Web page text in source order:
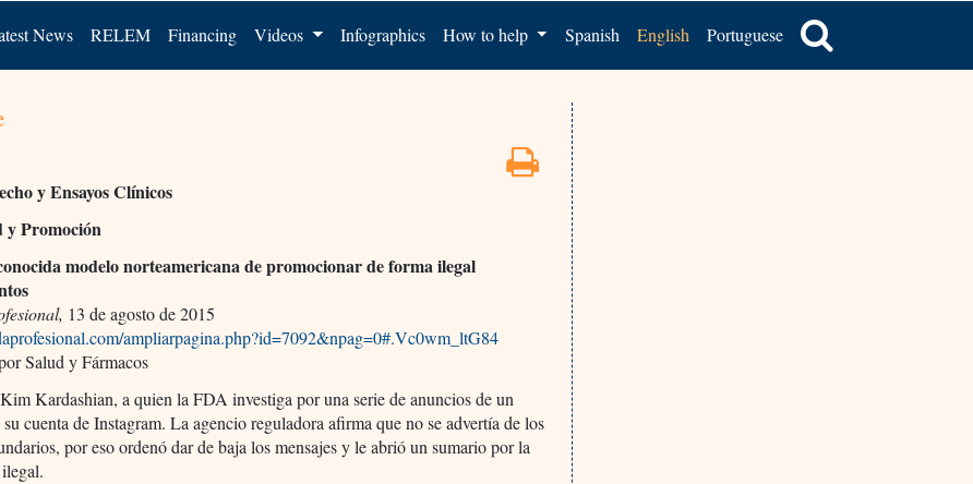
News RELEM Financing Videos Infographics How to help Spanish English Portuguese
y Ensayos Clínicos
y Promoción
modelo norteamericana de promocionar de forma ilegal
13 de agosto de 2015
ampliarpagina.php?id=7092&npag=0#.Vc0wm_ltG84
Salud y Fármacos
Kardashian, a quien la FDA investiga por una serie de anuncios de un
cuenta de Instagram. La agencio reguladora afirma que no se advertía de los
por eso ordenó dar de baja los mensajes y le abrió un sumario por la